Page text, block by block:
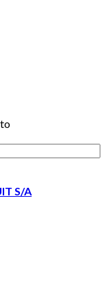
S/A